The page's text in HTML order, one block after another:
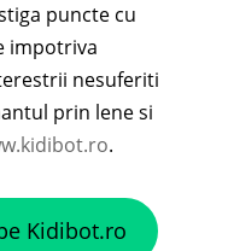
puncte cu
impotriva
nesuferiti
prin lene si
.
Kidibot.ro